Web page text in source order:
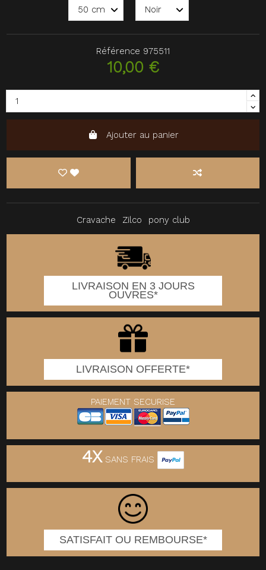
Référence 975511
10,00 €
Ajouter au panier
Cravache Zilco pony club
LIVRAISON EN 3 JOURS
OUVRES*
LIVRAISON OFFERTE*
PAIEMENT SECURISE
4X SANS FRAIS
SATISFAIT OU REMBOURSE*